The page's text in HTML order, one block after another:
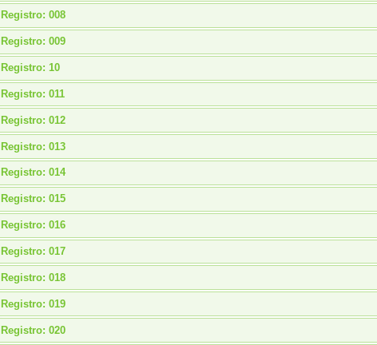
Registro: 008
Registro: 009
Registro: 10
Registro: 011
Registro: 012
Registro: 013
Registro: 014
Registro: 015
Registro: 016
Registro: 017
Registro: 018
Registro: 019
Registro: 020